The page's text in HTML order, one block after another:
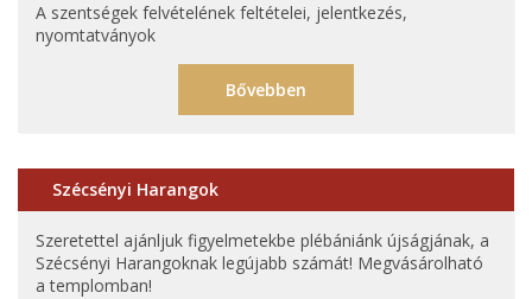
A szentségek felvételének feltételei, jelentkezés,
nyomtatványok
Bővebben
Szécsényi Harangok
Szeretettel ajánljuk figyelmetekbe plébániánk újságjának, a
Szécsényi Harangoknak legújabb számát! Megvásárolható
a templomban!